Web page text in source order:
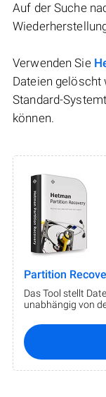
Auf der Suche
Verwenden Sie
Dateien gelöscht
Standard-
können.
Partition
Das Tool stellt
unabhängig von